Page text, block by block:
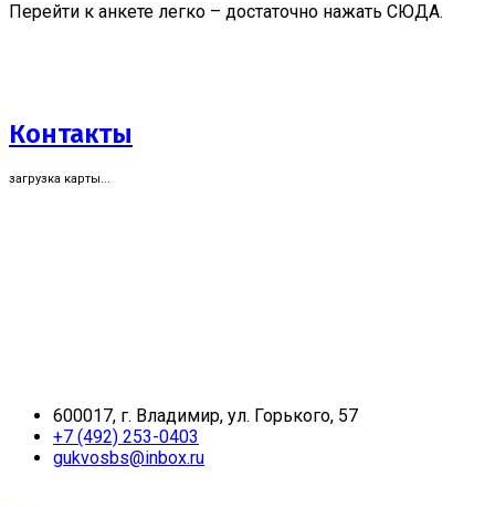
Перейти к анкете легко – достаточно нажать СЮДА.
Контакты
загрузка карты...
600017, г. Владимир, ул. Горького, 57
+7 (492) 253-0403
gukvosbs@inbox.ru